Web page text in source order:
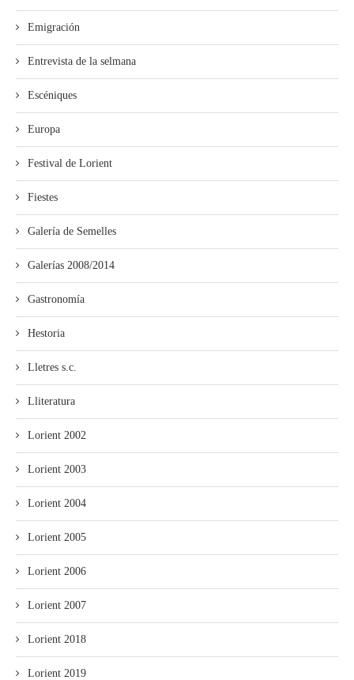
Emigración
Entrevista de la selmana
Escéniques
Europa
Festival de Lorient
Fiestes
Galería de Semelles
Galerías 2008/2014
Gastronomía
Hestoria
Lletres s.c.
Lliteratura
Lorient 2002
Lorient 2003
Lorient 2004
Lorient 2005
Lorient 2006
Lorient 2007
Lorient 2018
Lorient 2019